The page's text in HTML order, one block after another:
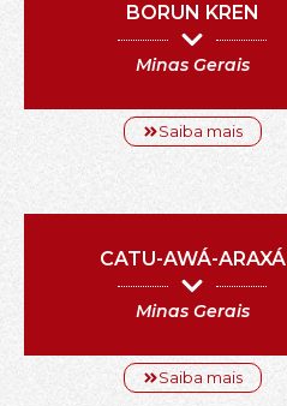
BORUN KREN
Minas Gerais
Saiba mais
CATU-AWÁ-ARAXÁ
Minas Gerais
Saiba mais